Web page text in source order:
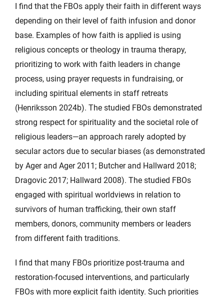
I find that the FBOs apply their faith in different ways
depending on their level of faith infusion and donor
base. Examples of how faith is applied is using
religious concepts or theology in trauma therapy,
prioritizing to work with faith leaders in change
process, using prayer requests in fundraising, or
including spiritual elements in staff retreats
(Henriksson 2024b). The studied FBOs demonstrated
strong respect for spirituality and the societal role of
religious leaders—an approach rarely adopted by
secular actors due to secular biases (as demonstrated
by Ager and Ager 2011; Butcher and Hallward 2018;
Dragovic 2017; Hallward 2008). The studied FBOs
engaged with spiritual worldviews in relation to
survivors of human trafficking, their own staff
members, donors, community members or leaders
from different faith traditions.
I find that many FBOs prioritize post-trauma and
restoration-focused interventions, and particularly
FBOs with more explicit faith identity. Such priorities